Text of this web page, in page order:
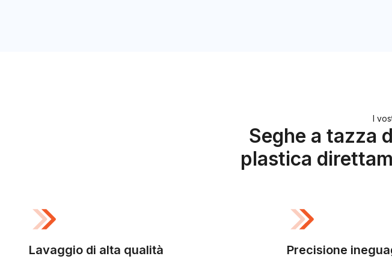
I
Seghe a tazza
plastica
Lavaggio di alta qualità Precisione